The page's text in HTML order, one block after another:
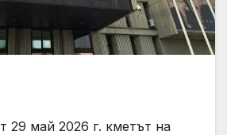
29 май 2026 г. кметът на